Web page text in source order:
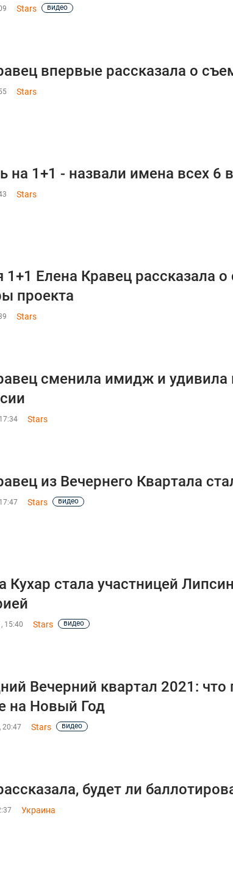
Stars видео
впервые рассказала о
Stars
на 1+1 - назвали имена всех
Stars
1+1 Елена Кравец рассказала
проекта
Stars
сменила имидж и удивила
Stars
из Вечернего Квартала
Stars видео
Кухар стала участницей
15:40 Stars видео
Вечерний квартал 2021:
на Новый Год
20:47 Stars видео
будет ли
Украина